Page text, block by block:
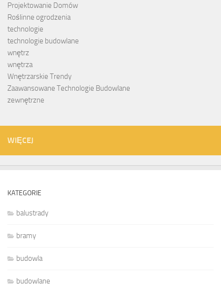
Projektowanie Domów
Roślinne ogrodzenia
technologie
technologie budowlane
wnętrz
wnętrza
Wnętrzarskie Trendy
Zaawansowane Technologie Budowlane
zewnętrzne
WIĘCEJ
KATEGORIE
balustrady
bramy
budowla
budowlane